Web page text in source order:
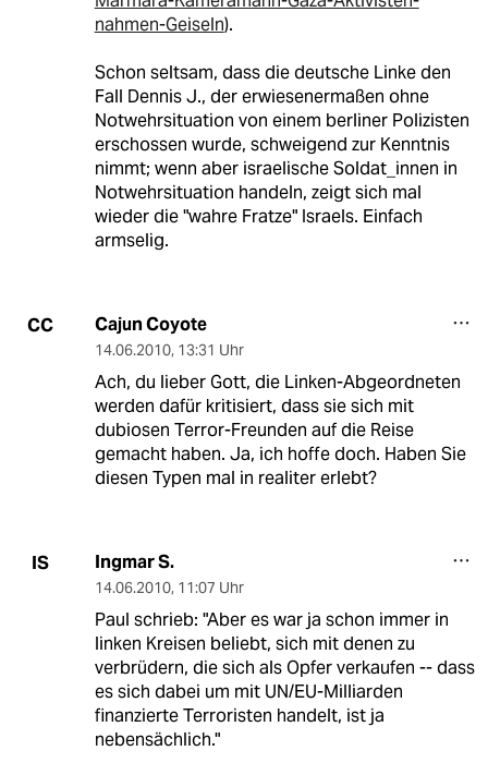
nahmen-Geiseln).
Schon seltsam, dass die deutsche Linke den
Fall Dennis J., der erwiesenermaßen ohne
Notwehrsituation von einem berliner Polizisten
erschossen wurde, schweigend zur Kenntnis
nimmt; wenn aber israelische Soldat_innen in
Notwehrsituation handeln, zeigt sich mal
wieder die "wahre Fratze" Israels. Einfach
armselig.
CC Cajun Coyote
14.06.2010, 13:31 Uhr
Ach, du lieber Gott, die Linken-Abgeordneten
werden dafür kritisiert, dass sie sich mit
dubiosen Terror-Freunden auf die Reise
gemacht haben. Ja, ich hoffe doch. Haben Sie
diesen Typen mal in realiter erlebt?
IS Ingmar S.
14.06.2010, 11:07 Uhr
Paul schrieb: "Aber es war ja schon immer in
linken Kreisen beliebt, sich mit denen zu
verbrüdern, die sich als Opfer verkaufen -- dass
es sich dabei um mit UN/EU-Milliarden
finanzierte Terroristen handelt, ist ja
nebensächlich."